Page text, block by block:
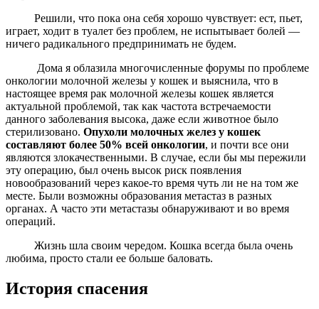
Решили, что пока она себя хорошо чувствует: ест, пьет,
играет, ходит в туалет без проблем, не испытывает болей —
ничего радикального предпринимать не будем.
Дома я облазила многочисленные форумы по проблеме
онкологии молочной железы у кошек и выяснила, что в
настоящее время рак молочной железы кошек является
актуальной проблемой, так как частота встречаемости
данного заболевания высока, даже если животное было
стерилизовано. Опухоли молочных желез у кошек
составляют более 50% всей онкологии, и почти все они
являются злокачественными. В случае, если бы мы пережили
эту операцию, был очень высок риск появления
новообразований через какое-то время чуть ли не на том же
месте. Были возможны образования метастаз в разных
органах. А часто эти метастазы обнаруживают и во время
операций.
Жизнь шла своим чередом. Кошка всегда была очень
любима, просто стали ее больше баловать.
История спасения